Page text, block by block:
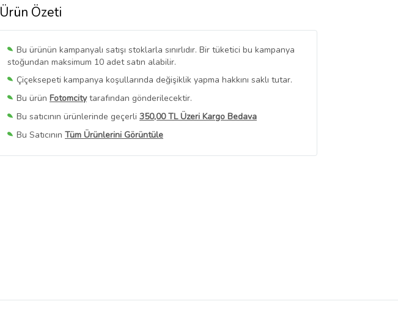
Ürün Özeti
Bu ürünün kampanyalı satışı stoklarla sınırlıdır. Bir tüketici bu kampanya
stoğundan maksimum 10 adet satın alabilir.
Çiçeksepeti kampanya koşullarında değişiklik yapma hakkını saklı tutar.
Bu ürün Fotomcitytarafından gönderilecektir.
Bu satıcının ürünlerinde geçerli 350,00 TL Üzeri Kargo Bedava
Bu Satıcının Tüm Ürünlerini Görüntüle
Ürün sayfasında gördüğünüz fiyat bilgileri, satıcı tarafından